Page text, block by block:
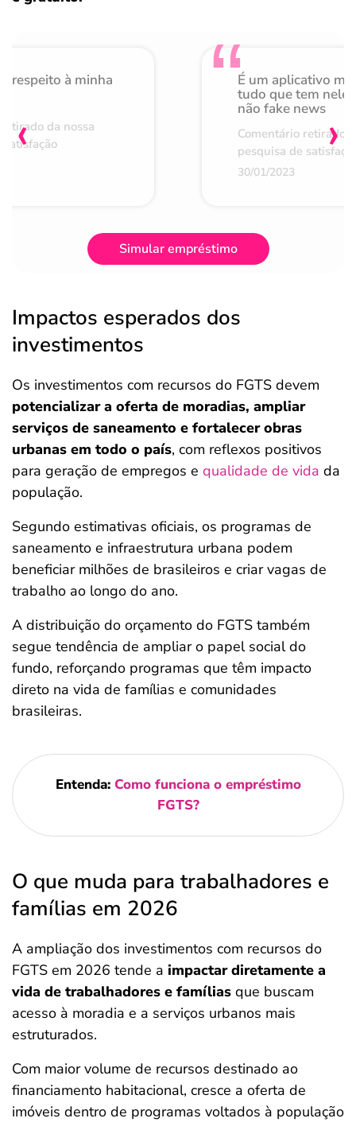
respeito à minha
da nossa
É um aplicativo
tudo que tem nele
não fake news
Comentário retirado
pesquisa de
30/01/2023
‹ ›
Simular empréstimo
Impactos esperados dos
investimentos
Os investimentos com recursos do FGTS devem
potencializar a oferta de moradias, ampliar
serviços de saneamento e fortalecer obras
urbanas em todo o país, com reflexos positivos
para geração de empregos e qualidade de vida da
população.
Segundo estimativas oficiais, os programas de
saneamento e infraestrutura urbana podem
beneficiar milhões de brasileiros e criar vagas de
trabalho ao longo do ano.
A distribuição do orçamento do FGTS também
segue tendência de ampliar o papel social do
fundo, reforçando programas que têm impacto
direto na vida de famílias e comunidades
brasileiras.
Entenda: Como funciona o empréstimo
FGTS?
O que muda para trabalhadores e
famílias em 2026
A ampliação dos investimentos com recursos do
FGTS em 2026 tende a impactar diretamente a
vida de trabalhadores e famílias que buscam
acesso à moradia e a serviços urbanos mais
estruturados.
Com maior volume de recursos destinado ao
financiamento habitacional, cresce a oferta de
imóveis dentro de programas voltados à população